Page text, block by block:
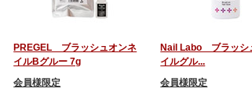
PREGEL ブラッシュオンネ
イルBグルー 7g
会員様限定
Nail Labo ブラッシ
イルグル...
会員様限定